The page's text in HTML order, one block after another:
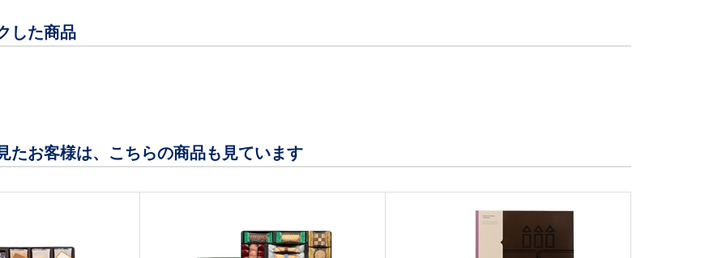
した商品
たお客様は、こちらの商品も見ています